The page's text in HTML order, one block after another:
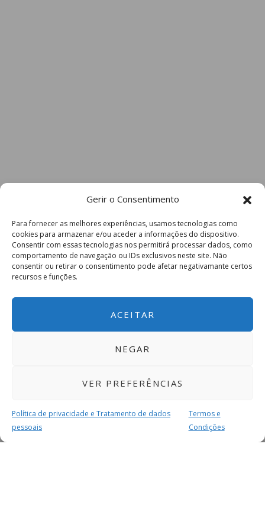
Gerir o Consentimento
Para fornecer as melhores experiências, usamos tecnologias como
cookies para armazenar e/ou aceder a informações do dispositivo.
Consentir com essas tecnologias nos permitirá processar dados, como
comportamento de navegação ou IDs exclusivos neste site. Não
consentir ou retirar o consentimento pode afetar negativamante certos
recursos e funções.
ACEITAR
NEGAR
VER PREFERÊNCIAS
Política de privacidade e Tratamento de dados
pessoais
Termos e
Condições